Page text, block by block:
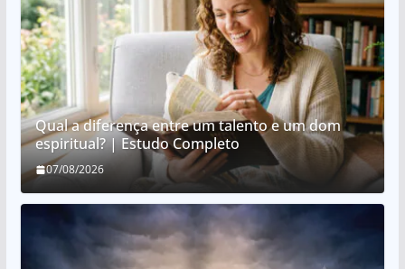
Qual a diferença entre um talento e um dom
espiritual? | Estudo Completo
07/08/2026